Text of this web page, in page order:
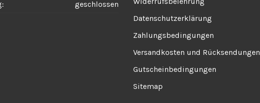
geschlossen
Datenschutzerklärung
Zahlungsbedingungen
Versandkosten und Rücksendungen
Gutscheinbedingungen
Sitemap